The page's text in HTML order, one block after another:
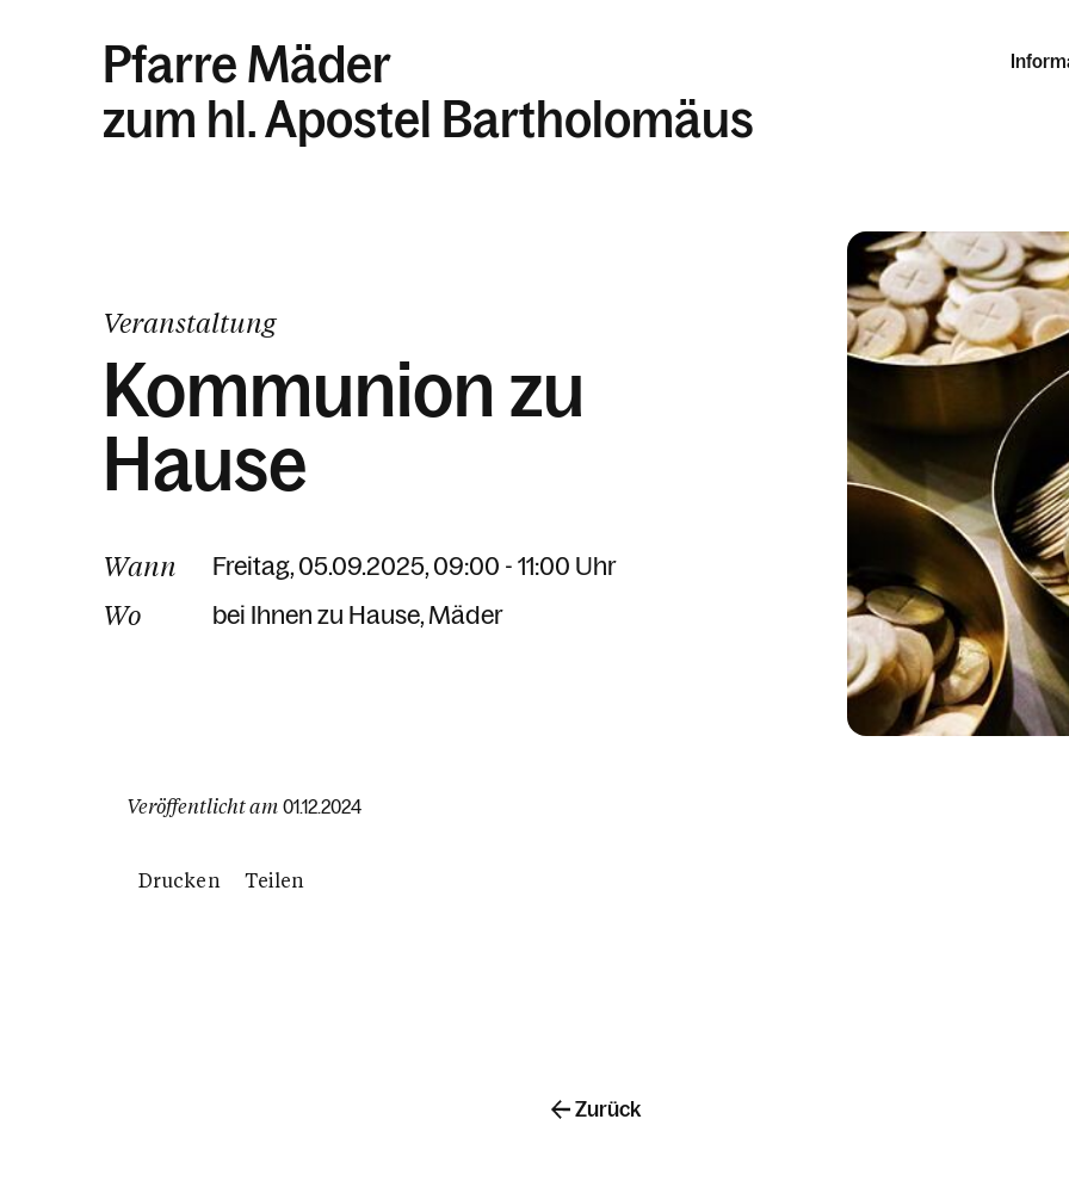
Pfarre Mäder
zum hl. Apostel Bartholomäus
Veranstaltung
Kommunion zu
Hause
Wann Freitag, 05.09.2025, 09:00 - 11:00 Uhr
Wo bei Ihnen zu Hause Mäder
Veröffentlicht am 01.12.2024
Drucken Teilen
Zurück